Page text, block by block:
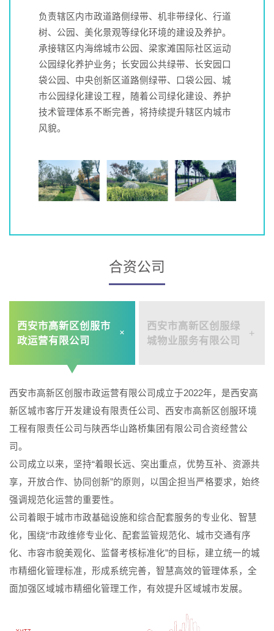
负责辖区内市政道路侧绿带、机非带绿化、行道
树、公园、美化景观等绿化环境的建设及养护。
承接辖区内海绵城市公园、梁家滩国际社区运动
公园绿化养护业务；长安园公共绿带、长安园口
袋公园、中央创新区道路侧绿带、口袋公园、城
市公园绿化建设工程，随着公司绿化建设、养护
技术管理体系不断完善，将持续提升辖区内城市
风貌。
负责辖区内道路、公共设施、公共环境卫生巡查
管理及公共环境卫生设施建设。
截止2022年该板块业务承接规划六路、规划十六
路、经二十路、经十六路，灵沣东路、灵韵一路
等27条道路精细化保洁工作约70万平方米。
负责辖区内公建类物业服务管理，承接丝路创智
谷、国际文化传播中心写字楼项目，永安渠商业
街项目，海绵城市公园、大仁遗址公园等多业态
物业项目，未来将以“科技赋能、智慧物业”为引
导，打造智慧化的工程管理、安防管理、环境管
理服务及客户服务，持续提升辖区内物业管理服
务品质。
负责辖区内市政道路、市政基础设施、市政亮化
工程的运维养护，结合互联网技术，打造智慧运
管平台，持续提升辖区市政道路及市政设施运维
管养水平。
合资公司
西安市高新区创服市
政运营有限公司
西安市高新区创服绿
城物业服务有限公司
西安市高新区创服市政运营有限公司成立于2022年，是西安高
新区城市客厅开发建设有限责任公司、西安市高新区创服环境
工程有限责任公司与陕西华山路桥集团有限公司合资经营公
司。
公司成立以来，坚持“着眼长远、突出重点，优势互补、资源共
享，开放合作、协同创新”的原则，以国企担当严格要求，始终
强调规范化运营的重要性。
公司着眼于城市市政基础设施和综合配套服务的专业化、智慧
化，围绕“市政维修专业化、配套监管规范化、城市交通有序
化、市容市貌美观化、监督考核标准化”的目标，建立统一的城
市精细化管理标准，形成系统完善，智慧高效的管理体系，全
面加强区域城市精细化管理工作，有效提升区域城市发展。
西安市高新区创服绿城物业服务有限公司成立于2022年，是西
安高新区城市客厅开发建设有限责任公司、西安市高新区创服
环境工程有限责任公司与绿城物业服务集团合资经营公司。
创服绿城是一家专注品质、追求卓越、注重服务质量的专业化
物业服务管理公司，公司以科学的经营管理模式，专业化、人
性化的管理手段打造先进、合理、符合企业实际需要的物业管
理机构，实现“以人为本”的物业服务理念，积极探索物业管理绿
色、环保、人性化的增值服务，致力于实现全品质、高质量的
发展，并将始终以精诚之道、精深之术、精湛之为不断满足人
们对理想生活的追求，创造美好生活。